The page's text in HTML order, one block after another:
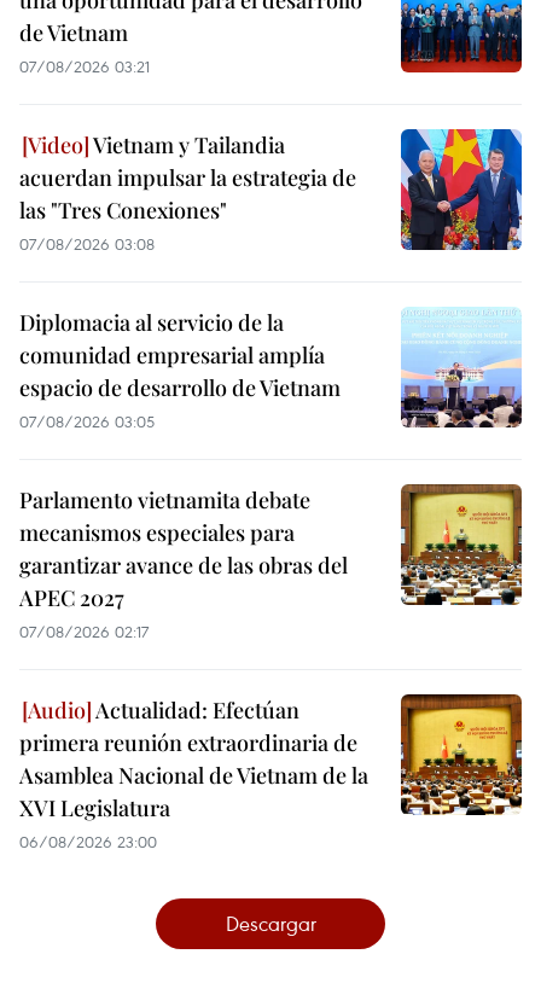
de Vietnam
07/08/2026 03:21
Vietnam y Tailandia
acuerdan impulsar la estrategia de
las "Tres Conexiones"
07/08/2026 03:08
Diplomacia al servicio de la
comunidad empresarial amplía
espacio de desarrollo de Vietnam
07/08/2026 03:05
Parlamento vietnamita debate
mecanismos especiales para
garantizar avance de las obras del
APEC 2027
07/08/2026 02:17
Actualidad: Efectúan
primera reunión extraordinaria de
Asamblea Nacional de Vietnam de la
XVI Legislatura
06/08/2026 23:00
Descargar